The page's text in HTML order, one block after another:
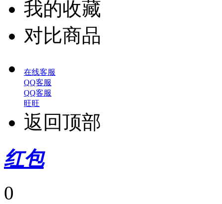
我的收藏
对比商品
在线客服
QQ客服
QQ客服
旺旺
返回顶部
红包
0